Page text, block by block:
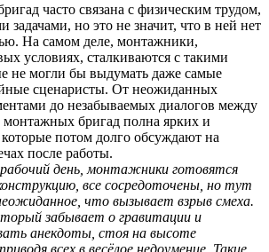
часто связана с физическим трудом,
но это не значит, что в ней нет
На самом деле, монтажники,
условиях, сталкиваются с такими
не могли бы выдумать даже самые
сценаристы. От неожиданных
до незабываемых диалогов между
бригад полна ярких и
потом долго обсуждают на
после работы.
день, монтажники готовятся
все сосредоточены, но тут
что вызывает взрыв смеха.
забывает о гравитации и
анекдоты, стоя на высоте
всех в весёлое недоумение. Такие